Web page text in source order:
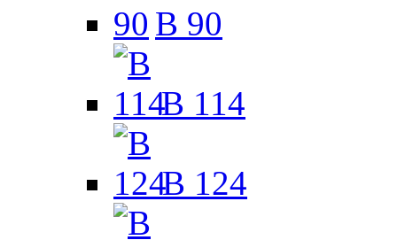
B 90
B 114
B 124